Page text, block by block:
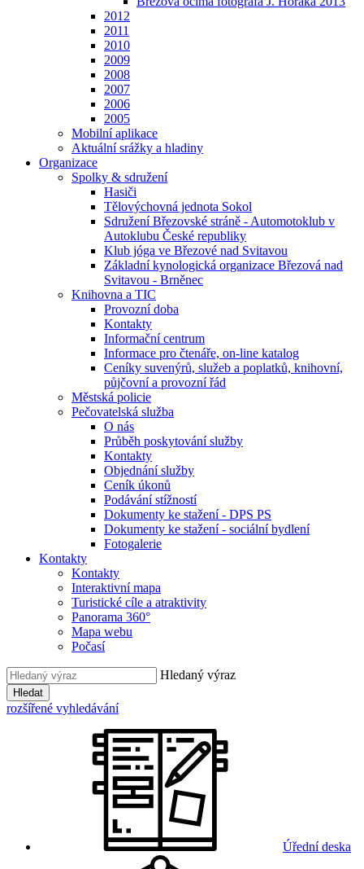
2012
2011
2010
2009
2008
2007
2006
2005
Mobilní aplikace
Aktuální srážky a hladiny
Organizace
Spolky & sdružení
Hasiči
Tělovýchovná jednota Sokol
Sdružení Březovské stráně - Automotoklub v
Autoklubu České republiky
Klub jóga ve Březové nad Svitavou
Základní kynologická organizace Březová nad
Svitavou - Brněnec
Knihovna a TIC
Provozní doba
Kontakty
Informační centrum
Informace pro čtenáře, on-line katalog
Ceníky suvenýrů, služeb a poplatků, knihovní,
půjčovní a provozní řád
Městská policie
Pečovatelská služba
O nás
Průběh poskytování služby
Kontakty
Objednání služby
Ceník úkonů
Podávání stížností
Dokumenty ke stažení - DPS PS
Dokumenty ke stažení - sociální bydlení
Fotogalerie
Kontakty
Kontakty
Interaktivní mapa
Turistické cíle a atraktivity
Panorama 360°
Mapa webu
Počasí
Hledaný výraz
Hledat
rozšířené vyhledávání
Úřední deska